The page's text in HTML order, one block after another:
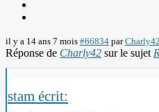
il y a 14 ans 7 mois #66834 parCharly42
Réponse de Charly42 sur le sujet
stam écrit: